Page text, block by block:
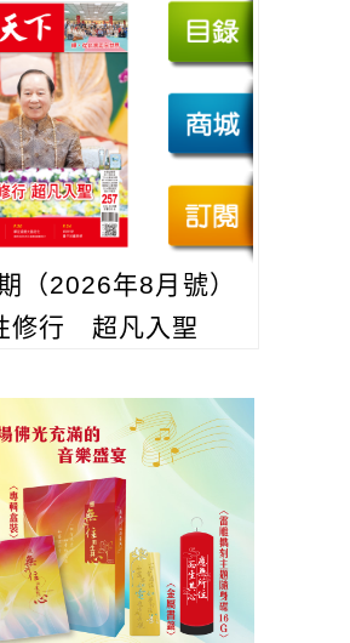
（2026年8月號）
修行 超凡入聖